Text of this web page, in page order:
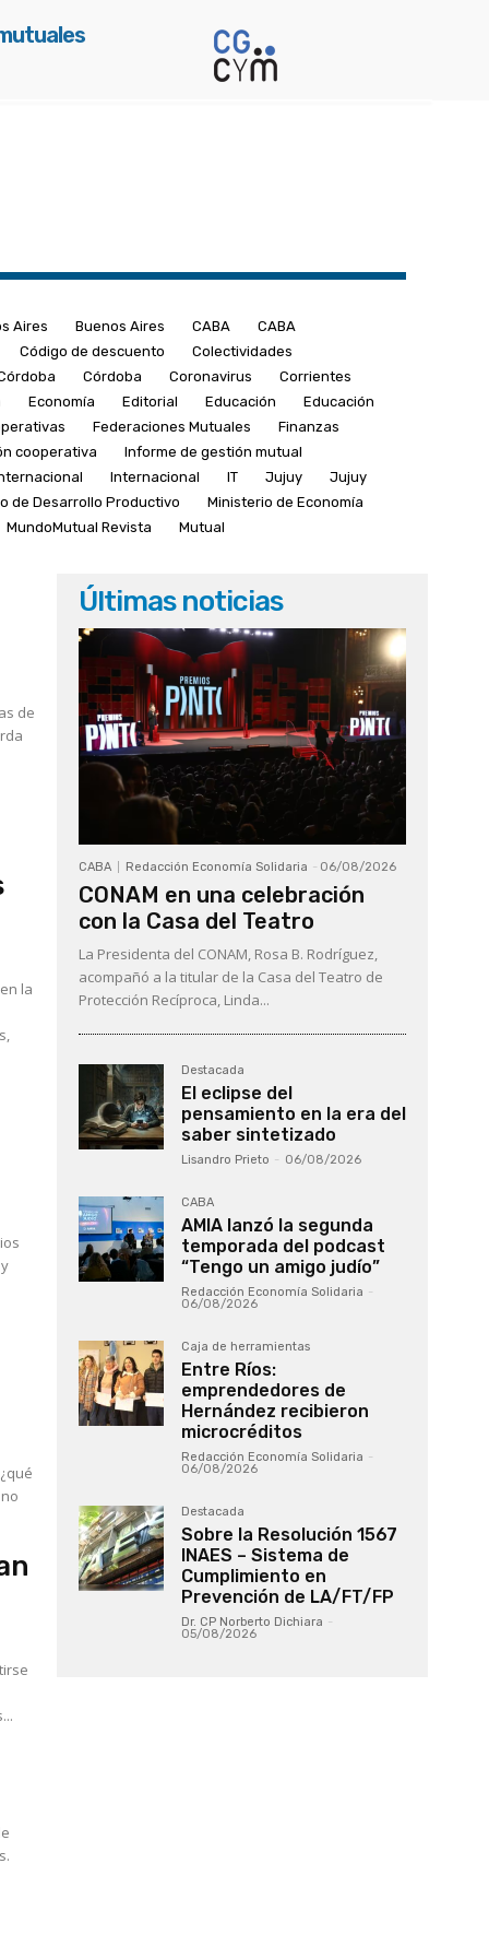
Aires Buenos Aires CABA
CABA
Código de descuento
Colectividades
Córdoba Coronavirus
Corrientes
Economía Editorial Educación
Educación
Federaciones Mutuales
Finanzas
cooperativa
Informe de gestión mutual
Internacional IT Jujuy
Jujuy
de Desarrollo Productivo
Ministerio de Economía
MundoMutual Revista Mutual
de
la
Últimas noticias
CABA Redacción Economía Solidaria - 06/08/2026
CONAM en una celebración
con la Casa del Teatro
La Presidenta del CONAM, Rosa B. Rodríguez,
acompañó a la titular de la Casa del Teatro de
Protección Recíproca, Linda...
Destacada
El eclipse del
pensamiento en la era del
saber sintetizado
Lisandro Prieto - 06/08/2026
CABA
AMIA lanzó la segunda
temporada del podcast
“Tengo un amigo judío”
Redacción Economía Solidaria -
06/08/2026
Caja de herramientas
Entre Ríos:
emprendedores de
Hernández recibieron
microcréditos
Redacción Economía Solidaria -
06/08/2026
Destacada
Sobre la Resolución 1567
INAES – Sistema de
Cumplimiento en
Prevención de LA/FT/FP
Dr. CP Norberto Dichiara -
05/08/2026